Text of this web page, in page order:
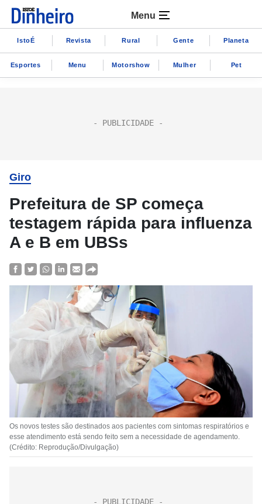
Menu
IstoÉ Revista Rural Gente Planeta
Esportes Menu Motorshow Mulher Pet
Giro
Prefeitura de SP começa
testagem rápida para influenza
A e B em UBSs
Os novos testes são destinados aos pacientes com sintomas respiratórios e
esse atendimento está sendo feito sem a necessidade de agendamento.
(Crédito: Reprodução/Divulgação)